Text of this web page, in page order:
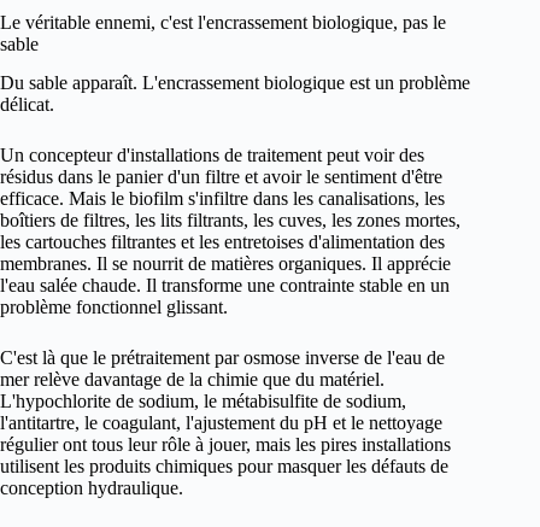
Le véritable ennemi, c'est l'encrassement biologique, pas le
sable
Du sable apparaît. L'encrassement biologique est un problème
délicat.
Un concepteur d'installations de traitement peut voir des
résidus dans le panier d'un filtre et avoir le sentiment d'être
efficace. Mais le biofilm s'infiltre dans les canalisations, les
boîtiers de filtres, les lits filtrants, les cuves, les zones mortes,
les cartouches filtrantes et les entretoises d'alimentation des
membranes. Il se nourrit de matières organiques. Il apprécie
l'eau salée chaude. Il transforme une contrainte stable en un
problème fonctionnel glissant.
C'est là que le prétraitement par osmose inverse de l'eau de
mer relève davantage de la chimie que du matériel.
L'hypochlorite de sodium, le métabisulfite de sodium,
l'antitartre, le coagulant, l'ajustement du pH et le nettoyage
régulier ont tous leur rôle à jouer, mais les pires installations
utilisent les produits chimiques pour masquer les défauts de
conception hydraulique.